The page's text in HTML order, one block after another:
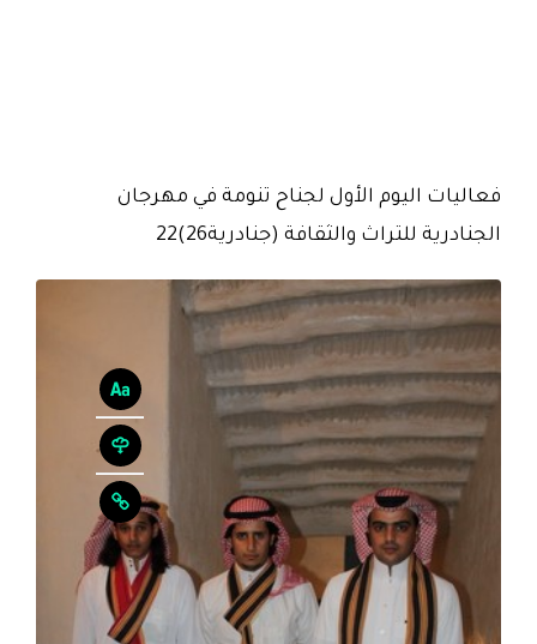
فعاليات اليوم الأول لجناح تنومة في مهرجان
الجنادرية للتراث والثقافة (جنادرية26)22